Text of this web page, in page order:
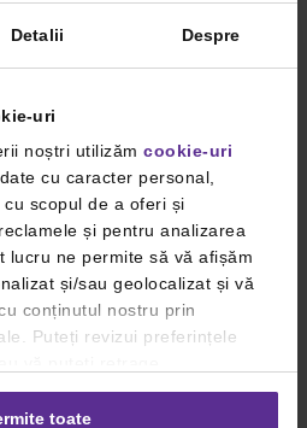
Detalii Despre
uri
noștri utilizăm cookie-uri
cu caracter personal,
scopul de a oferi și
și pentru analizarea
lucru ne permite să vă afișăm
și/sau geolocalizat și vă
conținutul nostru prin
Puteți revizui preferințele
click pe linkul către
toate